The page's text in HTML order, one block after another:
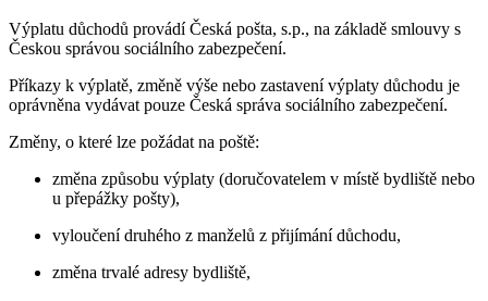
Výplatu důchodů provádí Česká pošta, s.p., na základě smlouvy s
Českou správou sociálního zabezpečení.
Příkazy k výplatě, změně výše nebo zastavení výplaty důchodu je
oprávněna vydávat pouze Česká správa sociálního zabezpečení.
Změny, o které lze požádat na poště:
změna způsobu výplaty (doručovatelem v místě bydliště nebo
u přepážky pošty),
vyloučení druhého z manželů z přijímání důchodu,
změna trvalé adresy bydliště,